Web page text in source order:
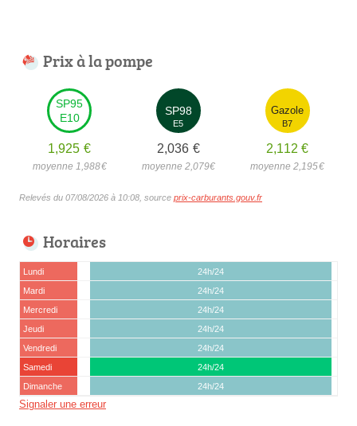
Prix à la pompe
SP95
E10
1,925 €
moyenne 1,988€
SP98
E5
2,036 €
moyenne 2,079€
Gazole
B7
2,112 €
moyenne 2,195€
Relevés du 07/08/2026 à 10:08, source prix-carburants.gouv.fr
Horaires
Lundi
24h/24
Mardi
24h/24
Mercredi
24h/24
Jeudi
24h/24
Vendredi
24h/24
Samedi
24h/24
Dimanche
24h/24
Signaler une erreur